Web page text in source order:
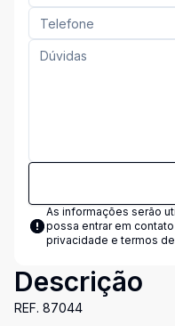
As informações serão
possa entrar em
privacidade e termos
Descrição
REF. 87044